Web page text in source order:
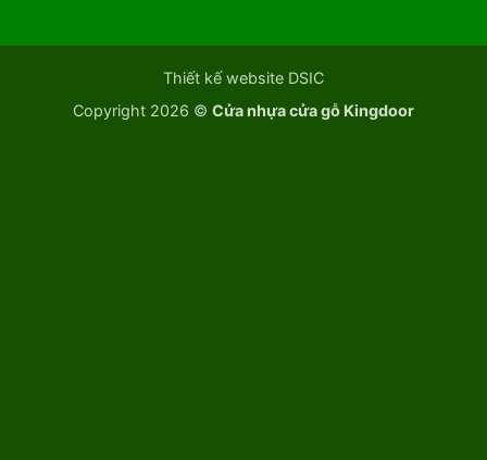
Thiết kế website DSIC
Copyright 2026 © Cửa nhựa cửa gỗ Kingdoor